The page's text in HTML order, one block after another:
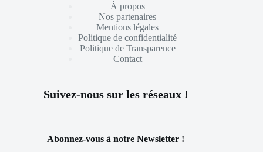
À propos
Nos partenaires
Mentions légales
Politique de confidentialité
Politique de Transparence
Contact
Suivez-nous sur les réseaux !
Abonnez-vous à notre Newsletter !